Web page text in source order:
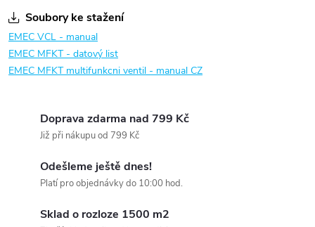
Soubory ke stažení
EMEC VCL - manual
EMEC MFKT - datový list
EMEC MFKT multifunkcni ventil - manual CZ
Doprava zdarma nad 799 Kč
Již při nákupu od 799 Kč
Odešleme ještě dnes!
Platí pro objednávky do 10:00 hod.
Sklad o rozloze 1500 m2